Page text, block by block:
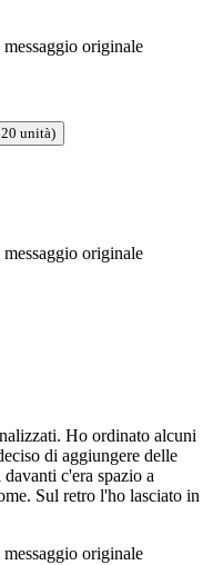
messaggio originale
unità)
messaggio originale
Ho ordinato alcuni
di aggiungere delle
c'era spazio a
Sul retro l'ho lasciato in
messaggio originale